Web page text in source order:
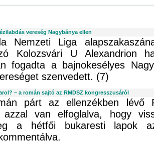
vereség Nagybánya ellen
Nemzeti Liga
Kolozsvári U Alexandrion
fogadta a bajnokesélyes
szenvedett. (7)
– a román sajtó az RMDSZ kongresszusáról
párt az ellenzékben lévő
van elfoglalva, hogy
a hétfői bukaresti lapok